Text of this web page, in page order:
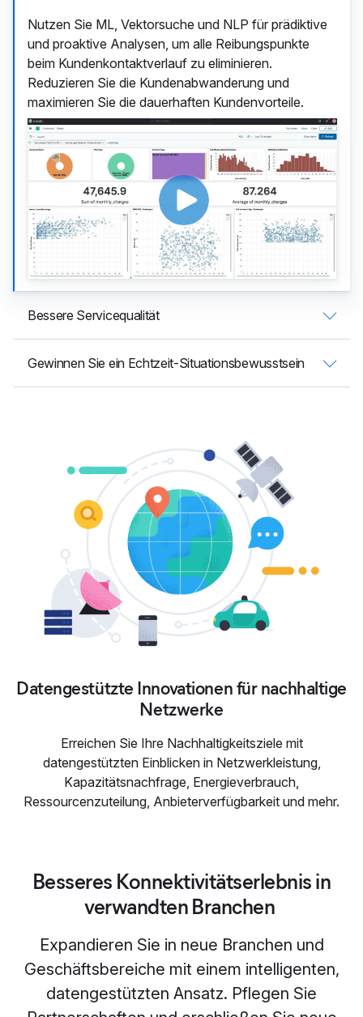
Nutzen Sie ML, Vektorsuche und NLP für prädiktive
und proaktive Analysen, um alle Reibungspunkte
beim Kundenkontaktverlauf zu eliminieren.
Reduzieren Sie die Kundenabwanderung und
maximieren Sie die dauerhaften Kundenvorteile.
Bessere Servicequalität
Gewinnen Sie ein Echtzeit-Situationsbewusstsein
Datengestützte Innovationen für nachhaltige
Netzwerke
Erreichen Sie Ihre Nachhaltigkeitsziele mit
datengestützten Einblicken in Netzwerkleistung,
Kapazitätsnachfrage, Energieverbrauch,
Ressourcenzuteilung, Anbieterverfügbarkeit und mehr.
Besseres Konnektivitätserlebnis in
verwandten Branchen
Expandieren Sie in neue Branchen und
Geschäftsbereiche mit einem intelligenten,
datengestützten Ansatz. Pflegen Sie